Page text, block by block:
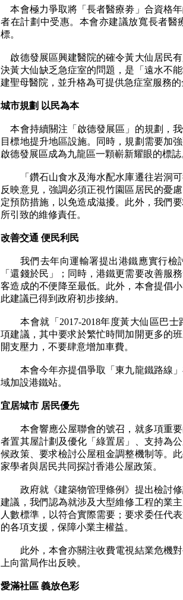
本會極力爭取將「長者醫療劵」合資格
者在計劃中受惠。本會亦建議放寬長者醫
標。
啟德發展區興建醫院的確令黃大仙居民
決黃大仙缺乏急症室的問題，是「遠水不
建聖母醫院，並升格為可提供急症室服務
城市規劃 以民為本
本會持續關注「啟德發展區」的規劃，
目標地提升地區設施。同時，規劃需要加
啟德發展區成為九龍區一顆嶄新耀眼的標誌
「鑽石山食水及海水配水庫遷往岩洞可
反映意見，強調必須正視竹園區居民的憂
定預防措施，以免造成滋擾。此外，我們
所引致的維修責任。
改善交通 便民利民
我們去年向運輸署提出港鐵應實行檢
「還錢於民」；同時，港鐵更需要改善服
客造成的不便降至最低。此外，本會提倡
此建議已得到政府初步接納。
本會就「2017-2018年度黃大仙區巴士
項建議，其中要求於繁忙時間加開更多的
開支壓力，不要肆意增加車費。
本會今年亦提倡爭取「東九龍鐵路線」
域加設港鐵站。
宜居城市 居民優先
本會響應公屋聯會的號召，就多項重要
者置其屋計劃及優化「綠置居」、支持為
候政策、要求檢討公屋租金調整機制等。
家學者與居民共同探討香港公屋政策。
政府就《建築物管理條例》提出檢討修
建議，我們認為就涉及大型維修工程的業
人數標準，以符合實際需要；要求委任代
的各項支援，保障小業主權益。
此外，本會亦關注收費電視結業危機對
上向當局作出反映。
愛滿社區 義放色彩